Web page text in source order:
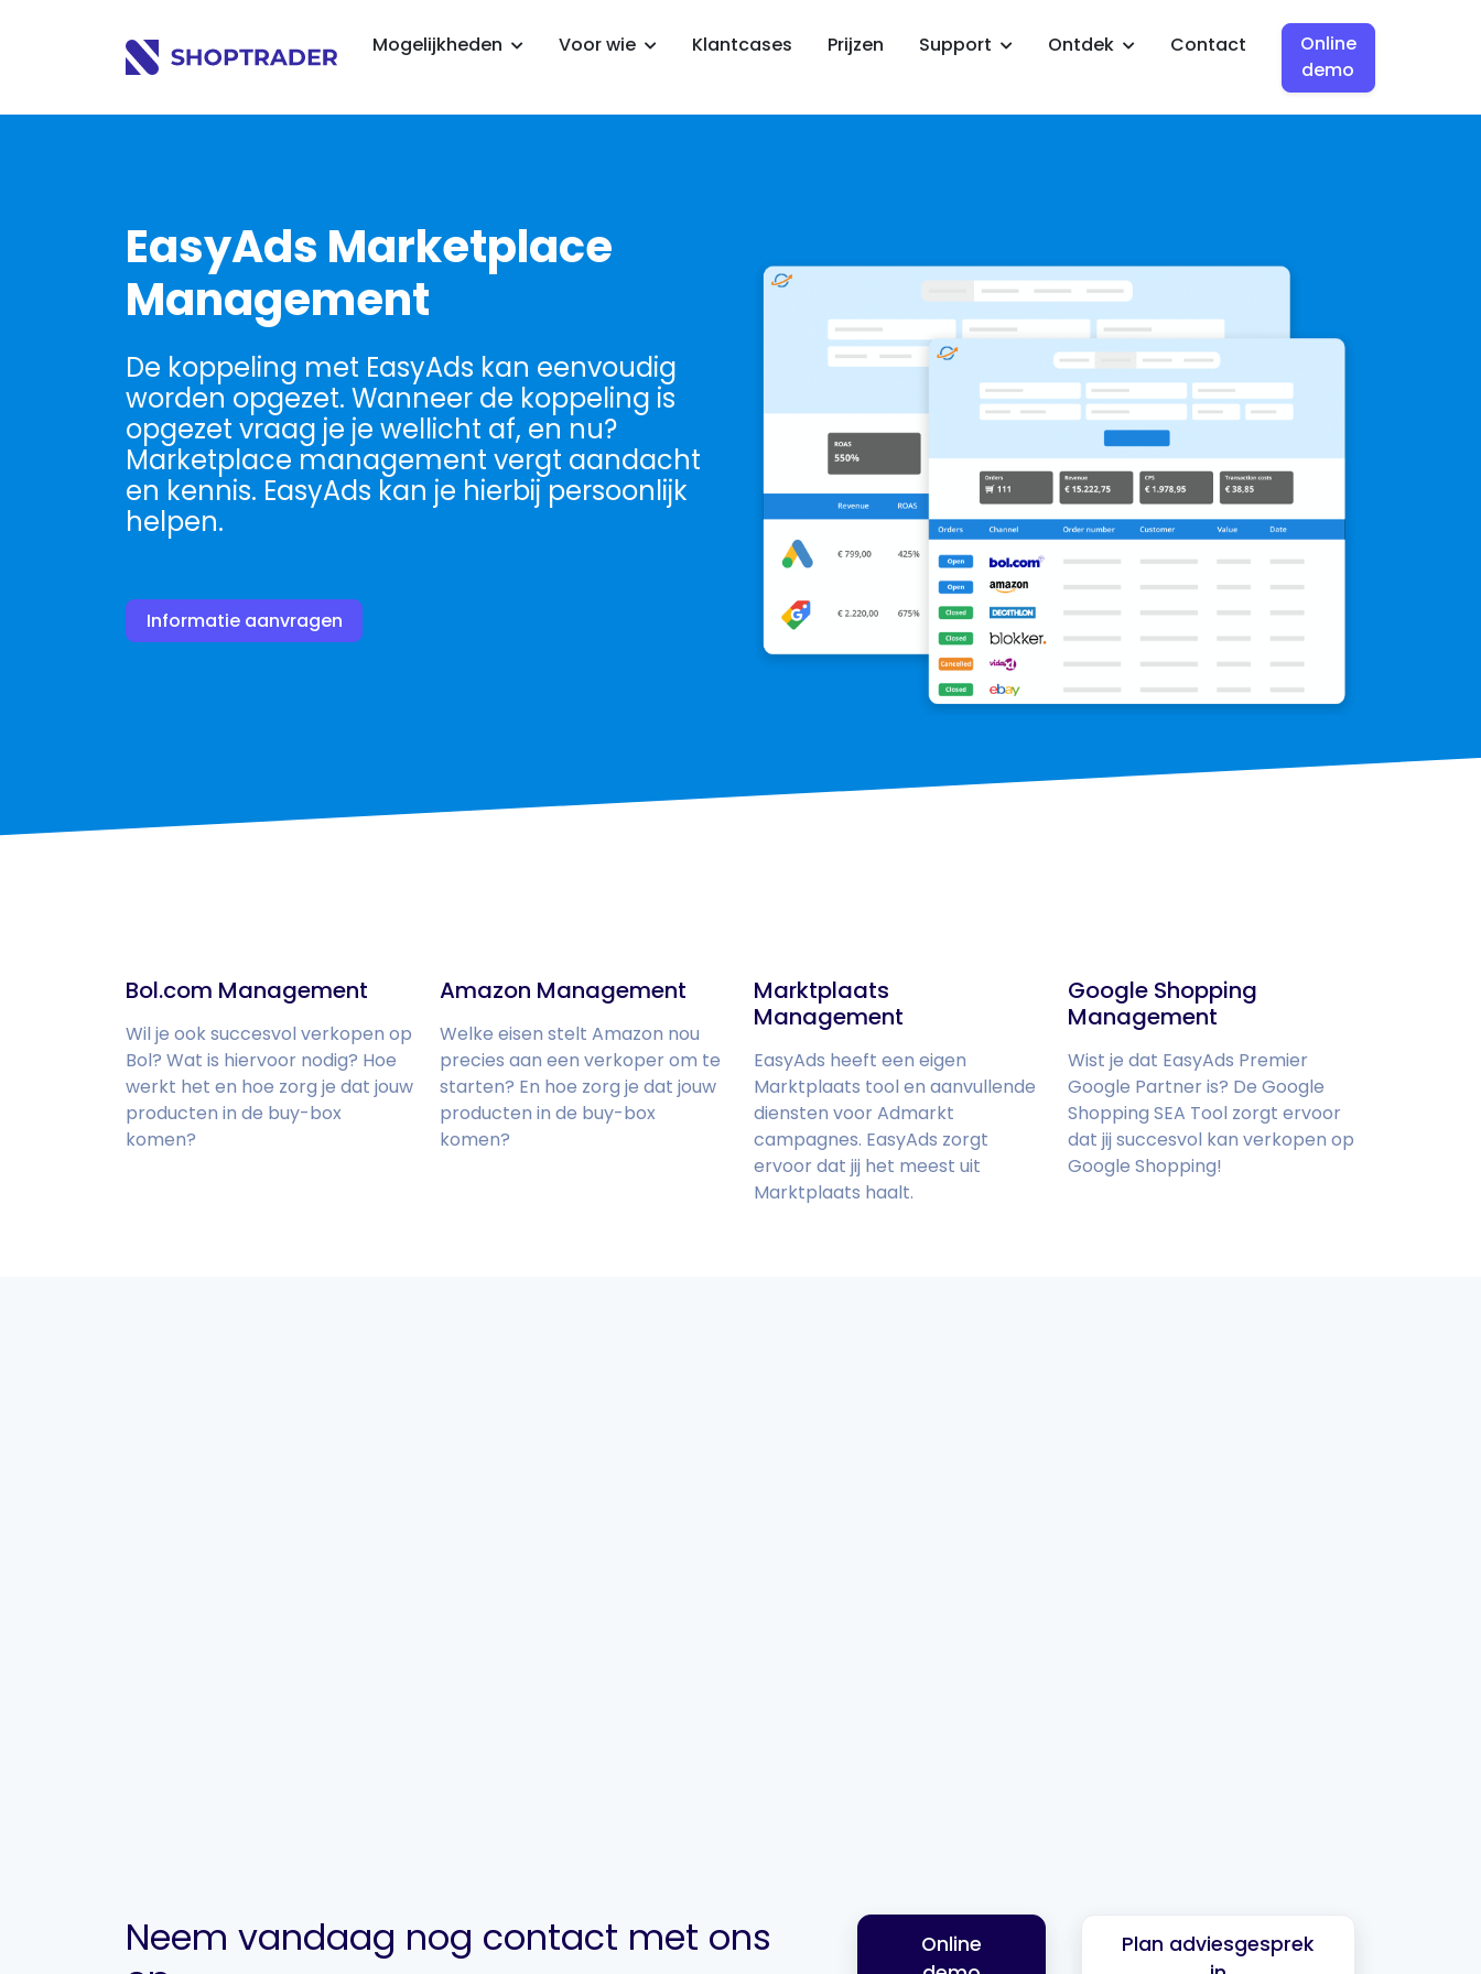
Mogelijkheden Voor wie Klantcases Prijzen Support Ontdek Contact
Online
demo
EasyAds Marketplace
Management
De koppeling met EasyAds kan eenvoudig
worden opgezet. Wanneer de koppeling is
opgezet vraag je je wellicht af, en nu?
Marketplace management vergt aandacht
en kennis. EasyAds kan je hierbij persoonlijk
helpen.
Informatie aanvragen
Bol.com Management
Wil je ook succesvol verkopen op
Bol? Wat is hiervoor nodig? Hoe
werkt het en hoe zorg je dat jouw
producten in de buy-box
komen?
Amazon Management
Welke eisen stelt Amazon nou
precies aan een verkoper om te
starten? En hoe zorg je dat jouw
producten in de buy-box
komen?
Marktplaats
Management
EasyAds heeft een eigen
Marktplaats tool en aanvullende
diensten voor Admarkt
campagnes. EasyAds zorgt
ervoor dat jij het meest uit
Marktplaats haalt.
Google Shopping
Management
Wist je dat EasyAds Premier
Google Partner is? De Google
Shopping SEA Tool zorgt ervoor
dat jij succesvol kan verkopen op
Google Shopping!
Neem vandaag nog contact met ons
Online
Plan adviesgesprek